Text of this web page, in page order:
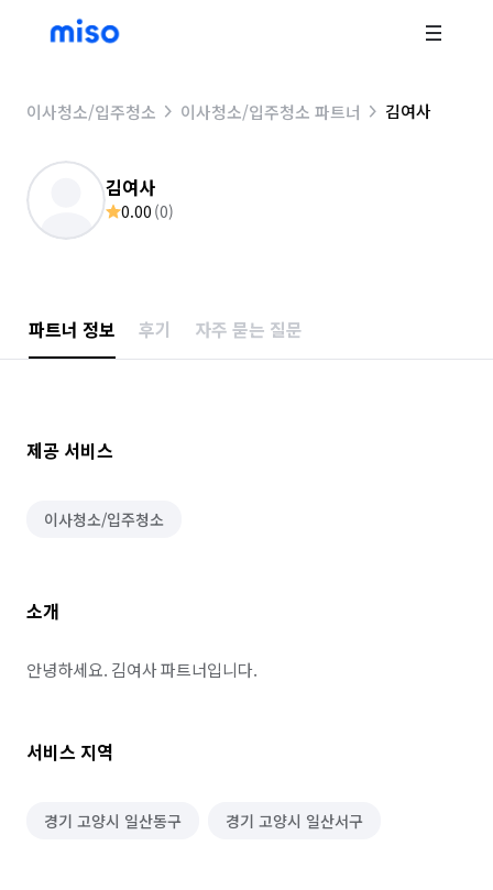
이사청소/입주청소 이사청소/입주청소 파트너 김여사
김여사
0.00 (0)
파트너 정보 후기 자주 묻는 질문
제공 서비스
이사청소/입주청소
소개
안녕하세요. 김여사 파트너입니다.
서비스 지역
경기 고양시 일산동구 경기 고양시 일산서구